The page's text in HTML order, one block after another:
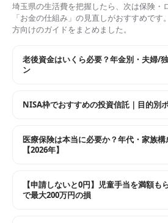
埼玉県の生活費を把握したら、次は保険・
「お金の仕組み」の見直しがおすすめで
方向けのガイドをまとめました。
老後資金はいくら必要？年金別・夫婦/
ン
NISA枠でおすすめの投資信託｜目的別
医療保険は本当に必要か？年代・家族
【2026年】
【申請しないと0円】児童手当を満額も
で最大200万円の損